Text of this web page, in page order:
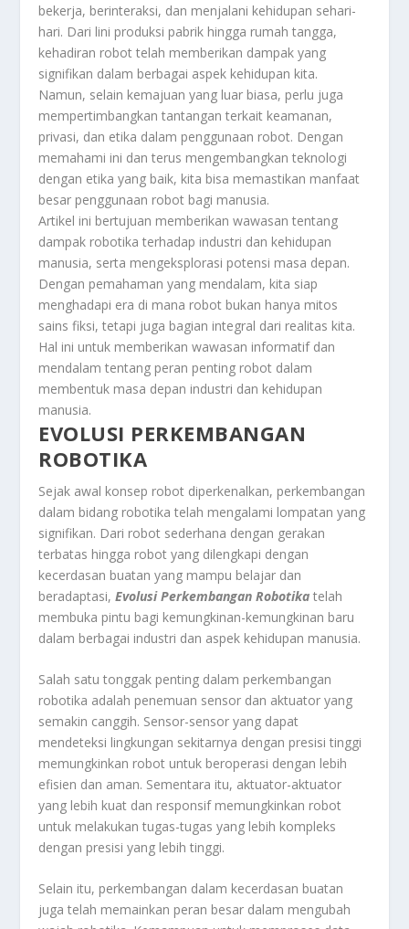
bekerja, berinteraksi, dan menjalani kehidupan sehari-
hari. Dari lini produksi pabrik hingga rumah tangga,
kehadiran robot telah memberikan dampak yang
signifikan dalam berbagai aspek kehidupan kita.
Namun, selain kemajuan yang luar biasa, perlu juga
mempertimbangkan tantangan terkait keamanan,
privasi, dan etika dalam penggunaan robot. Dengan
memahami ini dan terus mengembangkan teknologi
dengan etika yang baik, kita bisa memastikan manfaat
besar penggunaan robot bagi manusia.
Artikel ini bertujuan memberikan wawasan tentang
dampak robotika terhadap industri dan kehidupan
manusia, serta mengeksplorasi potensi masa depan.
Dengan pemahaman yang mendalam, kita siap
menghadapi era di mana robot bukan hanya mitos
sains fiksi, tetapi juga bagian integral dari realitas kita.
Hal ini untuk memberikan wawasan informatif dan
mendalam tentang peran penting robot dalam
membentuk masa depan industri dan kehidupan
manusia.
EVOLUSI PERKEMBANGAN
ROBOTIKA
Sejak awal konsep robot diperkenalkan, perkembangan
dalam bidang robotika telah mengalami lompatan yang
signifikan. Dari robot sederhana dengan gerakan
terbatas hingga robot yang dilengkapi dengan
kecerdasan buatan yang mampu belajar dan
beradaptasi,Evolusi Perkembangan Robotika telah
membuka pintu bagi kemungkinan-kemungkinan baru
dalam berbagai industri dan aspek kehidupan manusia.
Salah satu tonggak penting dalam perkembangan
robotika adalah penemuan sensor dan aktuator yang
semakin canggih. Sensor-sensor yang dapat
mendeteksi lingkungan sekitarnya dengan presisi tinggi
memungkinkan robot untuk beroperasi dengan lebih
efisien dan aman. Sementara itu, aktuator-aktuator
yang lebih kuat dan responsif memungkinkan robot
untuk melakukan tugas-tugas yang lebih kompleks
dengan presisi yang lebih tinggi.
Selain itu, perkembangan dalam kecerdasan buatan
juga telah memainkan peran besar dalam mengubah